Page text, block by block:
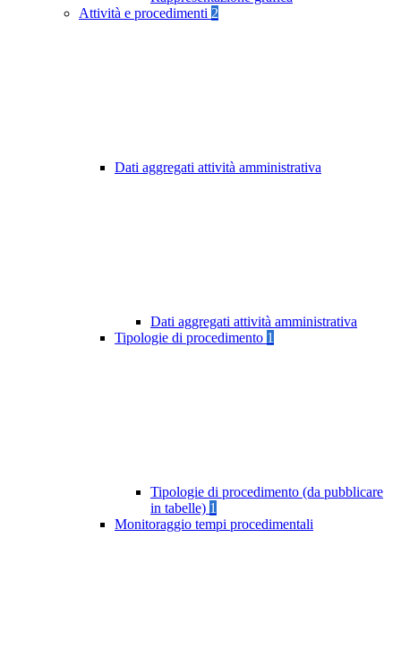
Attività e procedimenti 2
Dati aggregati attività amministrativa
Dati aggregati attività amministrativa
Tipologie di procedimento 1
Tipologie di procedimento (da pubblicare
in tabelle) 1
Monitoraggio tempi procedimentali